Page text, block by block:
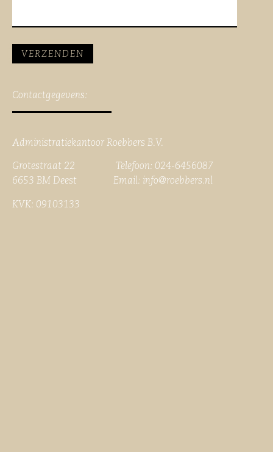
Contactgegevens:
Administratiekantoor Roebbers B.V.
Grotestraat 22 Telefoon: 024-6456087
6653 BM Deest Email: info@roebbers.nl
KVK: 09103133